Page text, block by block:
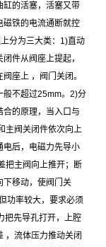
的活塞，活塞又带
磁铁的电流通断就控
分为三大类：1)直动
件从阀座上提起，
座上 ，阀门关闭。
般不超过25mm。2)分
的原理，当入口与
主阀关闭件依次向上
电后，电磁力先导小
把主阀向上推开；断
下移动，使阀门关
功率较大，要求必须
把先导孔打开，上腔
，流体压力推动关闭